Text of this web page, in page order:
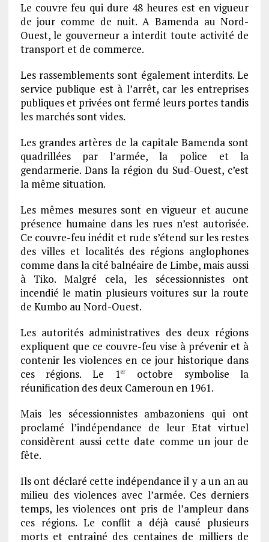
Le couvre feu qui dure 48 heures est en vigueur
de jour comme de nuit. A Bamenda au Nord-
Ouest, le gouverneur a interdit toute activité de
transport et de commerce.
Les rassemblements sont également interdits. Le
service publique est à l’arrêt, car les entreprises
publiques et privées ont fermé leurs portes tandis
les marchés sont vides.
Les grandes artères de la capitale Bamenda sont
quadrillées par l’armée, la police et la
gendarmerie. Dans la région du Sud-Ouest, c’est
la même situation.
Les mêmes mesures sont en vigueur et aucune
présence humaine dans les rues n’est autorisée.
Ce couvre-feu inédit et rude s’étend sur les restes
des villes et localités des régions anglophones
comme dans la cité balnéaire de Limbe, mais aussi
à Tiko. Malgré cela, les sécessionnistes ont
incendié le matin plusieurs voitures sur la route
de Kumbo au Nord-Ouest.
Les autorités administratives des deux régions
expliquent que ce couvre-feu vise à prévenir et à
contenir les violences en ce jour historique dans
ces régions. Le 1er
octobre symbolise la
réunification des deux Cameroun en 1961.
Mais les sécessionnistes ambazoniens qui ont
proclamé l’indépendance de leur Etat virtuel
considèrent aussi cette date comme un jour de
fête.
Ils ont déclaré cette indépendance il y a un an au
milieu des violences avec l’armée. Ces derniers
temps, les violences ont pris de l’ampleur dans
ces régions. Le conflit a déjà causé plusieurs
morts et entraîné des centaines de milliers de